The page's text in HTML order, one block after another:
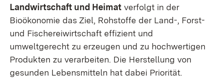
Landwirtschaft und Heimat verfolgt in der
Bioökonomie das Ziel, Rohstoffe der Land-, Forst-
und Fischereiwirtschaft effizient und
umweltgerecht zu erzeugen und zu hochwertigen
Produkten zu verarbeiten. Die Herstellung von
gesunden Lebensmitteln hat dabei Priorität.